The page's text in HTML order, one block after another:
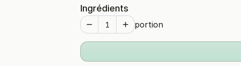
Ingrédients
portion